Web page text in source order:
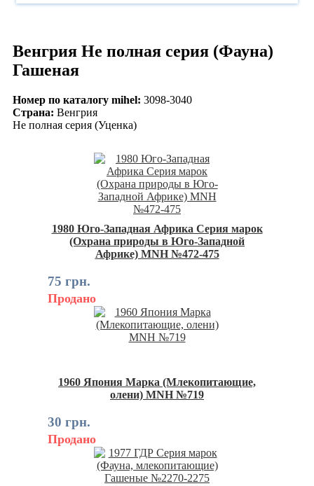
Венгрия Не полная серия (Фауна)
Гашеная
Номер по каталогу mihel: 3098-3040
Страна: Венгрия
Не полная серия (Уценка)
1980 Юго-Западная Африка Серия марок
(Охрана природы в Юго-Западной
Африке) MNH №472-475
75 грн.
Продано
1960 Япония Марка (Млекопитающие,
олени) MNH №719
30 грн.
Продано